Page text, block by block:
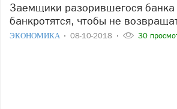
Заемщики разорившегося банка «Югра» массово
банкротятся, чтобы не
ЭКОНОМИКА 08-10-2018 30